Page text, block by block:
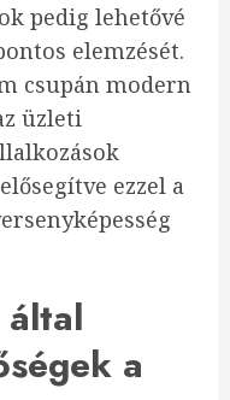
pedig lehetővé
elemzését.
csupán modern
üzleti
ezzel a
a